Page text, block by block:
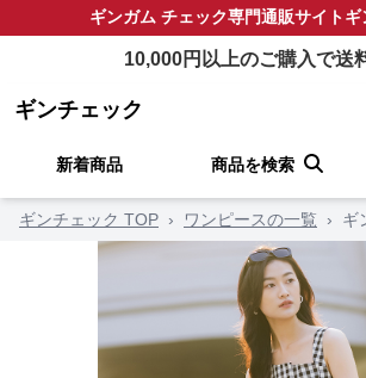
ギンガム チェック専門通販サイトギ
10,000円以上のご購入で送
ギンチェック
新着商品 商品を検索
ギンチェック TOP › ワンピースの一覧 › ギ